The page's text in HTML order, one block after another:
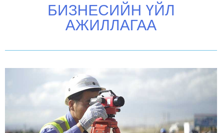
БИЗНЕСИЙН ҮЙЛ
АЖИЛЛАГАА